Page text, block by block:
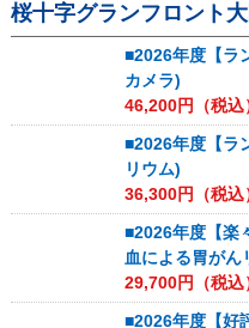
桜十字グランフロント
■2026年度【ラ
カメラ)
46,200円（税込
■2026年度【ラ
リウム)
36,300円（税込
■2026年度【楽
血による胃がん
29,700円（税込
■2026年度【好